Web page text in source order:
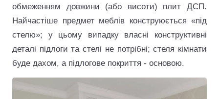
обмеженням довжини (або висоти) плит ДСП.
Найчастіше предмет меблів конструюється «під
стелю»; у цьому випадку власні конструктивні
деталі підлоги та стелі не потрібні; стеля кімнати
буде дахом, а підлогове покриття - основою.